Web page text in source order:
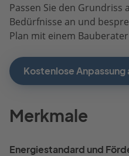
Passen Sie den Grundriss
Bedürfnisse an und
Plan mit einem
Kostenlose Anpassung
Merkmale
Energiestandard und